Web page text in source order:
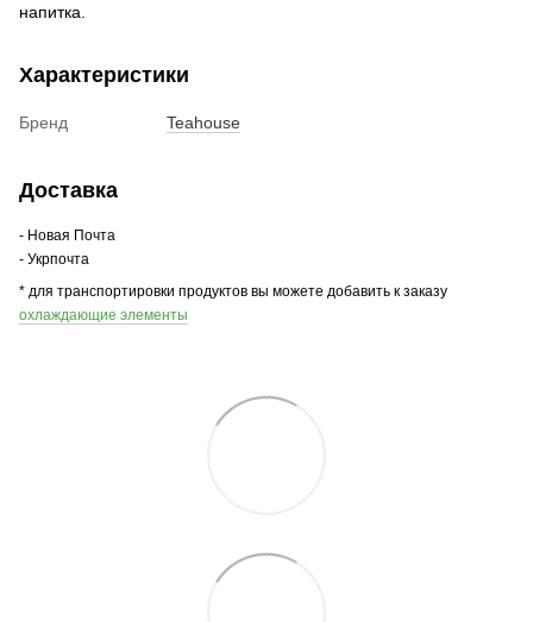
напитка.
Характеристики
Бренд Teahouse
Доставка
- Новая Почта
- Укрпочта
* для транспортировки продуктов вы можете добавить к заказу
охлаждающие элементы